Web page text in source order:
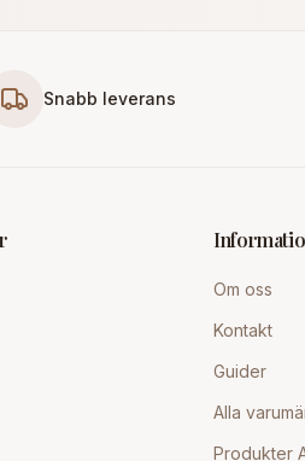
Snabb leverans
Om oss
Kontakt
Guider
Alla
Produkter